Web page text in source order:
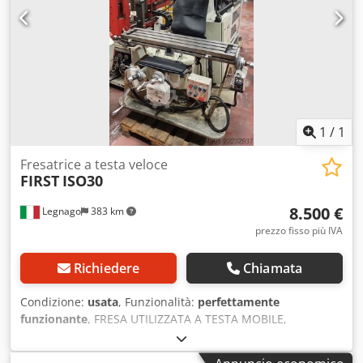
destra/sinistra: 90 gradi Inclinazione della testata in
avanti/indietro: 45 gradi Potenza del motore principale: 4
CV Peso massimo sopportabile sul piano di lavoro: 250 kg
Peso netto approssimativo: 1650 kg
1 / 1
Legnago 383 km
Fresatrice a testa veloce
FIRST ISO30
8.500 €
prezzo fisso più IVA
Richiedere Chiamata
Condizione: usata, Funzionalità: perfettamente
funzionante, FRESA UTILIZZATA A TESTA MOBILE,
MODELLO FIRST ISO30. DOTATA DI AVVITATORE CON
SISTEMA DI AGGANCIO/SGANCIO PNEUMATICO E DI UN